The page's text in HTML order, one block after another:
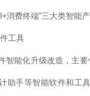
消费终端”三大类智能产
工具
智能化升级改造，主要
助手等智能软件和工